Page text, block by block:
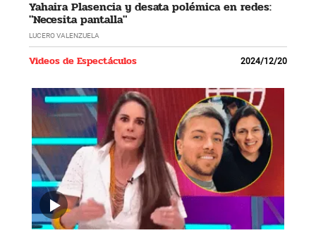
Yahaira Plasencia y desata polémica en redes:
"Necesita pantalla"
LUCERO VALENZUELA
Videos de Espectáculos 2024/12/20